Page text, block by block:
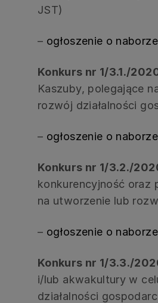
JST)
– ogłoszenie o
Konkurs nr 1/3.1./
Kaszuby, polegające
rozwój działalności
– ogłoszenie o
Konkurs nr 1/3.2./
konkurencyjność oraz
na utworzenie lub
– ogłoszenie o
Konkurs nr 1/3.3./
i/lub akwakultury w
działalności